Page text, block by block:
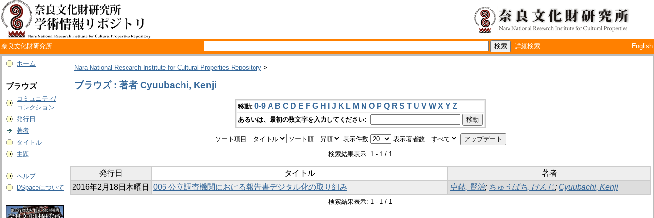
奈良文化財研究所 詳細検索 English
ホーム
ブラウズ
コミュニティ/
コレクション
発行日
著者
タイトル
主題
ヘルプ
DSpaceについて
Nara National Research Institute for Cultural Properties Repository >
ブラウズ : 著者 Cyuubachi, Kenji
移動: 0-9 A B C D E F G H J K L M N O P Q R S T U V W X Y Z
あるいは、最初の数文字を入力してください:
ソート項目: ソート順: 表示件数 表示著者数:
検索結果表示: 1 - 1 / 1
発行日 タイトル
著者
2016年2月18日木曜日
006 公立調査機関における報告書デジタル化の取り組み 中鉢, 賢治; ちゅうばち, けんじ; Cyuubachi, Kenji
検索結果表示: 1 - 1 / 1